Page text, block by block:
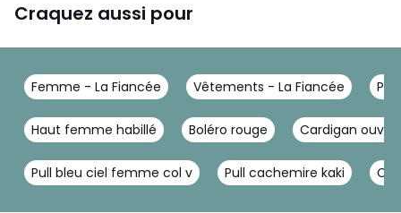
Craquez aussi pour
Femme - La Fiancée Vêtements - La Fiancée
Haut femme habillé Boléro rouge Cardigan ouvert
Pull bleu ciel femme col v Pull cachemire kaki